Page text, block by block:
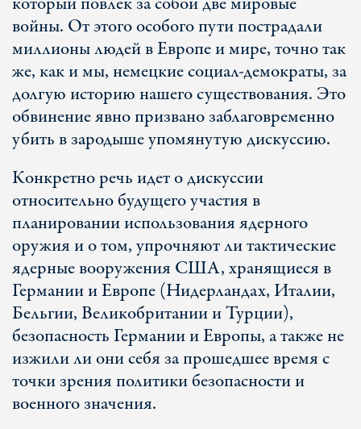
войны. От этого особого пути пострадали
миллионы людей в Европе и мире, точно так
же, как и мы, немецкие социал-демократы, за
долгую историю нашего существования. Это
обвинение явно призвано заблаговременно
убить в зародыше упомянутую дискуссию.
Конкретно речь идет о дискуссии
относительно будущего участия в
планировании использования ядерного
оружия и о том, упрочняют ли тактические
ядерные вооружения США, хранящиеся в
Германии и Европе (Нидерландах, Италии,
Бельгии, Великобритании и Турции),
безопасность Германии и Европы, а также не
изжили ли они себя за прошедшее время с
точки зрения политики безопасности и
военного значения.